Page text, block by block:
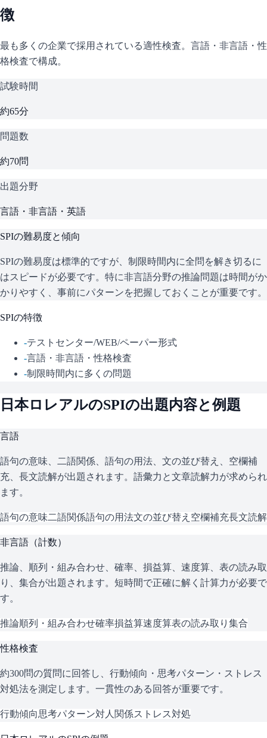
徴
最も多くの企業で採用されている適性検査。言語・非言語・性
格検査で構成。
試験時間
約65分
問題数
約70問
出題分野
言語・非言語・英語
SPIの難易度と傾向
SPIの難易度は標準的ですが、制限時間内に全問を解き切るに
はスピードが必要です。特に非言語分野の推論問題は時間がか
かりやすく、事前にパターンを把握しておくことが重要です。
SPIの特徴
-テストセンター/WEB/ペーパー形式
-言語・非言語・性格検査
-制限時間内に多くの問題
日本ロレアルのSPIの出題内容と例題
言語
語句の意味、二語関係、語句の用法、文の並び替え、空欄補
充、長文読解が出題されます。語彙力と文章読解力が求められ
ます。
語句の意味二語関係語句の用法文の並び替え 空欄補充長文読解
非言語（計数）
推論、順列・組み合わせ、確率、損益算、速度算、表の読み取
り、集合が出題されます。短時間で正確に解く計算力が必要で
す。
推論順列・組み合わせ確率損益算速度算表の読み取り 集合
性格検査
約300問の質問に回答し、行動傾向・思考パターン・ストレス
対処法を測定します。一貫性のある回答が重要です。
行動傾向思考パターン対人関係ストレス対処